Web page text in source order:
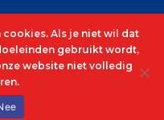
- C&O Cruises
Als je niet wil dat
gebruikt wordt,
website niet volledig